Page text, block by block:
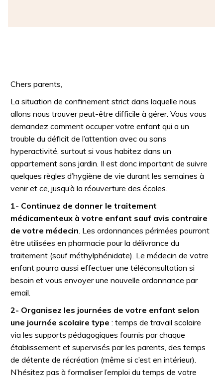
Chers parents,
La situation de confinement strict dans laquelle nous
allons nous trouver peut-être difficile à gérer. Vous vous
demandez comment occuper votre enfant qui a un
trouble du déficit de l’attention avec ou sans
hyperactivité, surtout si vous habitez dans un
appartement sans jardin. Il est donc important de suivre
quelques règles d’hygiène de vie durant les semaines à
venir et ce, jusqu’à la réouverture des écoles.
1- Continuez de donner le traitement
médicamenteux à votre enfant sauf avis contraire
de votre médecin. Les ordonnances périmées pourront
être utilisées en pharmacie pour la délivrance du
traitement (sauf méthylphénidate). Le médecin de votre
enfant pourra aussi effectuer une téléconsultation si
besoin et vous envoyer une nouvelle ordonnance par
email.
2- Organisez les journées de votre enfant selon
une journée scolaire type : temps de travail scolaire
via les supports pédagogiques fournis par chaque
établissement et supervisés par les parents, des temps
de détente de récréation (même si c’est en intérieur).
N’hésitez pas à formaliser l’emploi du temps de votre